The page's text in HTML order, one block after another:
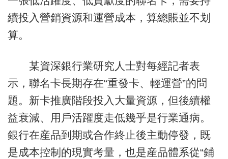
續投入營銷資源和運營成本，算總賬並不划
算。
某資深銀行業研究人士對每經記者表
示，聯名卡長期存在“重發卡、輕運營”的問
題。新卡推廣階段投入大量資源，但後續權
益衰減、用戶活躍度走低幾乎是行業通病。
銀行在産品到期或合作終止後主動停發，既
是成本控制的現實考量，也是産品體系從“鋪